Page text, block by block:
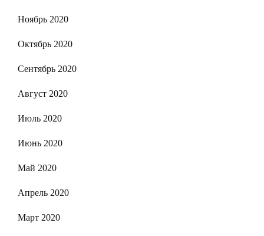
Ноябрь 2020
Октябрь 2020
Сентябрь 2020
Август 2020
Июль 2020
Июнь 2020
Май 2020
Апрель 2020
Март 2020